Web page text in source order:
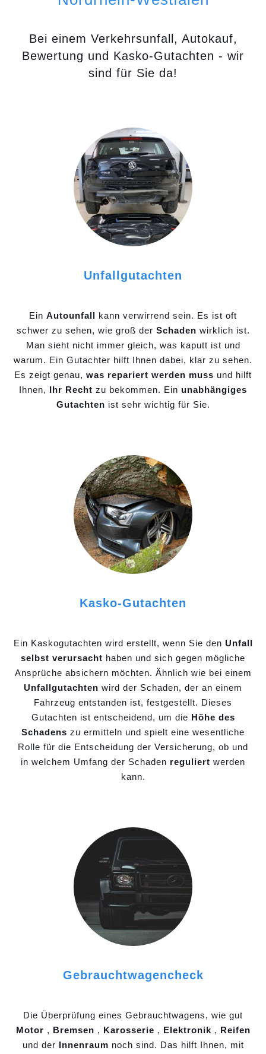
Bei einem Verkehrsunfall, Autokauf,
Bewertung und Kasko-Gutachten - wir
sind für Sie da!
Unfallgutachten
Ein Autounfall kann verwirrend sein. Es ist oft
schwer zu sehen, wie groß der Schaden wirklich ist.
Man sieht nicht immer gleich, was kaputt ist und
warum. Ein Gutachter hilft Ihnen dabei, klar zu sehen.
Es zeigt genau, was repariert werden muss und hilft
Ihnen, Ihr Recht zu bekommen. Ein unabhängiges
Gutachten ist sehr wichtig für Sie.
Kasko-Gutachten
Ein Kaskogutachten wird erstellt, wenn Sie den Unfall
selbst verursacht haben und sich gegen mögliche
Ansprüche absichern möchten. Ähnlich wie bei einem
Unfallgutachten wird der Schaden, der an einem
Fahrzeug entstanden ist, festgestellt. Dieses
Gutachten ist entscheidend, um die Höhe des
Schadens zu ermitteln und spielt eine wesentliche
Rolle für die Entscheidung der Versicherung, ob und
in welchem Umfang der Schaden reguliert werden
kann.
Gebrauchtwagencheck
Die Überprüfung eines Gebrauchtwagens, wie gut
Motor , Bremsen , Karosserie , Elektronik , Reifen
und der Innenraum noch sind. Das hilft Ihnen, mit